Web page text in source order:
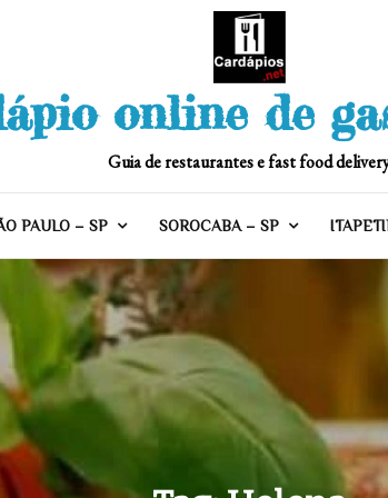
online de
Guia de restaurantes e fast food
PAULO – SP SOROCABA – SP